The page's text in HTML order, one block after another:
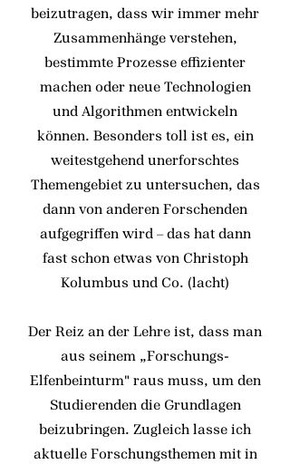
beizutragen, dass wir immer mehr
Zusammenhänge verstehen,
bestimmte Prozesse effizienter
machen oder neue Technologien
und Algorithmen entwickeln
können. Besonders toll ist es, ein
weitestgehend unerforschtes
Themengebiet zu untersuchen, das
dann von anderen Forschenden
aufgegriffen wird – das hat dann
fast schon etwas von Christoph
Kolumbus und Co. (lacht)
Der Reiz an der Lehre ist, dass man
aus seinem „Forschungs-
Elfenbeinturm" raus muss, um den
Studierenden die Grundlagen
beizubringen. Zugleich lasse ich
aktuelle Forschungsthemen mit in